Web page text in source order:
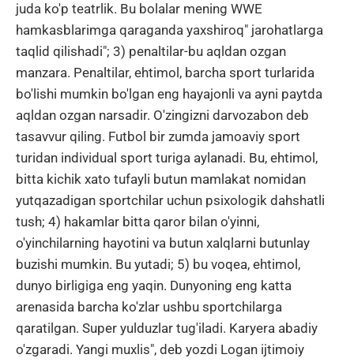
juda ko'p teatrlik. Bu bolalar mening WWE
hamkasblarimga qaraganda yaxshiroq" jarohatlarga
taqlid qilishadi"; 3) penaltilar-bu aqldan ozgan
manzara. Penaltilar, ehtimol, barcha sport turlarida
bo'lishi mumkin bo'lgan eng hayajonli va ayni paytda
aqldan ozgan narsadir. O'zingizni darvozabon deb
tasavvur qiling. Futbol bir zumda jamoaviy sport
turidan individual sport turiga aylanadi. Bu, ehtimol,
bitta kichik xato tufayli butun mamlakat nomidan
yutqazadigan sportchilar uchun psixologik dahshatli
tush; 4) hakamlar bitta qaror bilan o'yinni,
o'yinchilarning hayotini va butun xalqlarni butunlay
buzishi mumkin. Bu yutadi; 5) bu voqea, ehtimol,
dunyo birligiga eng yaqin. Dunyoning eng katta
arenasida barcha ko'zlar ushbu sportchilarga
qaratilgan. Super yulduzlar tug'iladi. Karyera abadiy
o'zgaradi. Yangi muxlis", deb yozdi Logan ijtimoiy